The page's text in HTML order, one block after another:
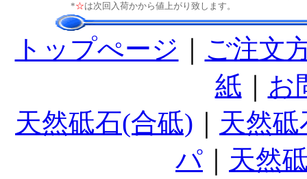
*☆は次回入荷かから値上がり致します。
トップぺージ
ご注文
紙
お
天然砥石(合砥)
天然
パ
天然